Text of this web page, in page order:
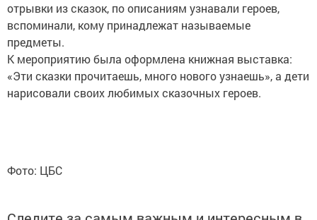
отрывки из сказок, по описаниям узнавали героев,
вспоминали, кому принадлежат называемые
предметы.
К мероприятию была оформлена книжная выставка:
«Эти сказки прочитаешь, много нового узнаешь», а дети
нарисовали своих любимых сказочных героев.
Фото: ЦБС